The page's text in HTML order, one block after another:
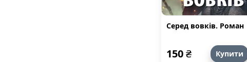
Серед вовків. Роман
150₴ Купити